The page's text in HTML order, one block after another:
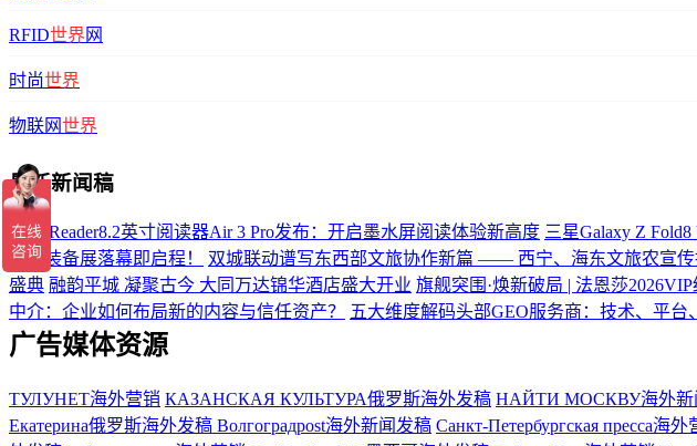
RFID世界 网
时尚世界
物联网世界
最新新闻稿
掌阅iReader8.2英寸阅读器Air 3 Pro发布：开启墨水屏阅读体验新高度 三星Galaxy Z
硬核装备展落幕即启程！
双城联动谱写东西部文旅协作新篇 —— 西宁、海东文旅农宣
盛典 融韵平城 凝聚古今 大同万达锦华酒店盛大开业 旗舰突围·焕新破局 | 法恩莎
中介：企业如何布局新的内容与信任资产？
五大维度解码头部GEO服务商：技术、平台
广告媒体资源
ТУЛУНЕТ海外营销 КАЗАНСКАЯ КУЛЬТУРА俄罗斯海外发稿 НАЙТИ МОСКВУ海外新
Екатерина俄罗斯海外发稿 Волгоградpost海外新闻发稿 Санкт-Петербургская пресса海外